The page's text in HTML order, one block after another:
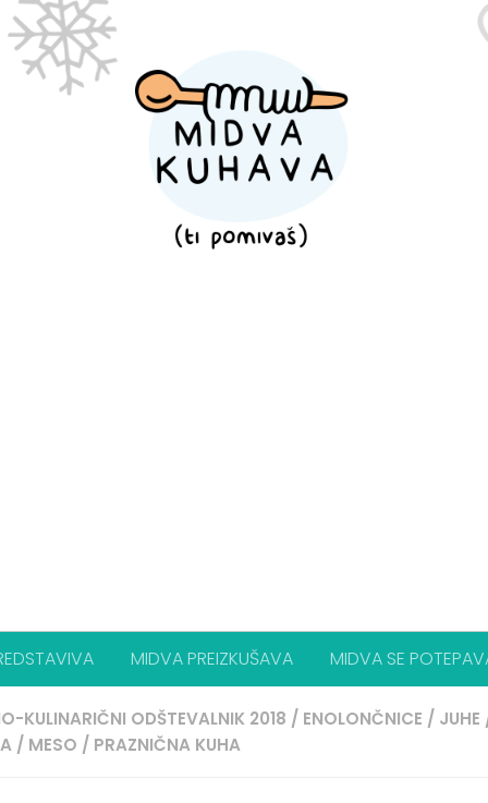
MIDVA PREIZKUŠAVA MIDVA SE
KULINARIČNI ODŠTEVALNIK 2018 / ENOLONČNICE / JUHE
/ MESO / PRAZNIČNA KUHA